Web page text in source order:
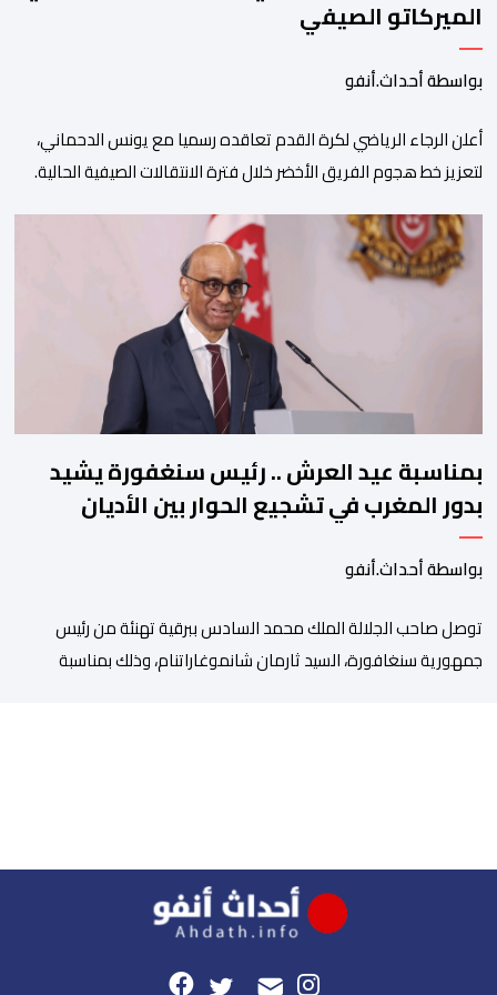
الميركاتو الصيفي
بواسطة أحداث.أنفو
أعلن الرجاء الرياضي لكرة القدم تعاقده رسميا مع يونس الدحماني،
لتعزيز خط هجوم الفريق الأخضر خلال فترة الانتقالات الصيفية الحالية. ​
حيث يعول عليه الطاقم التقني للرجاء لتقديم الإضافة المرجوة في
المسابقات المحلية والقارية المقبلة. ​وجاء هذا التعاقد بعد أداء لافت
بمناسبة عيد العرش .. رئيس سنغفورة يشيد
بدور المغرب في تشجيع الحوار بين الأديان
بواسطة أحداث.أنفو
توصل صاحب الجلالة الملك محمد السادس ببرقية تهنئة من رئيس
جمهورية سنغافورة، السيد ثارمان شانموغاراتنام، وذلك بمناسبة